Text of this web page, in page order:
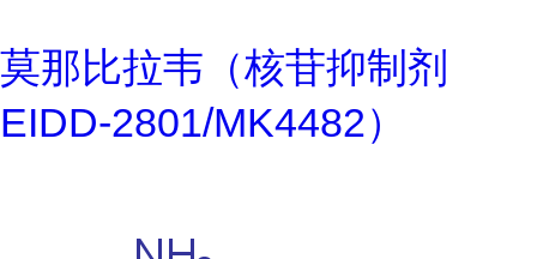
莫那比拉韦（核苷抑制剂
EIDD-2801/MK4482）